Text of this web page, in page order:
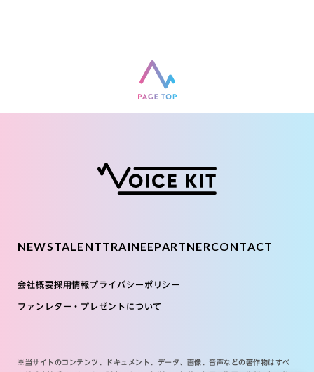
NEWSTALENTTRAINEEPARTNERCONTACT
会社概要採用情報プライバシーポリシー
ファンレター・プレゼントについて
※当サイトのコンテンツ、ドキュメント、データ、画像、音声などの著作物はすべ